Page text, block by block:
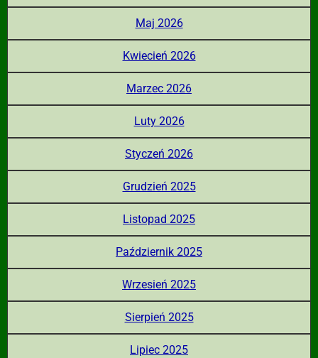
Maj 2026
Kwiecień 2026
Marzec 2026
Luty 2026
Styczeń 2026
Grudzień 2025
Listopad 2025
Październik 2025
Wrzesień 2025
Sierpień 2025
Lipiec 2025